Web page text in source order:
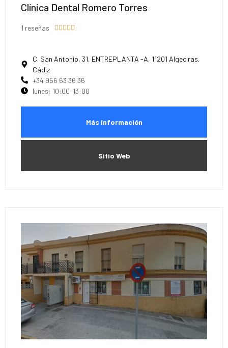
Clínica Dental Romero Torres
1 reseñas 
C. San Antonio, 31, ENTREPLANTA -A, 11201 Algeciras,
Cádiz
+34 956 63 36 36
lunes: 10:00–13:00
Más Información
Sitio Web